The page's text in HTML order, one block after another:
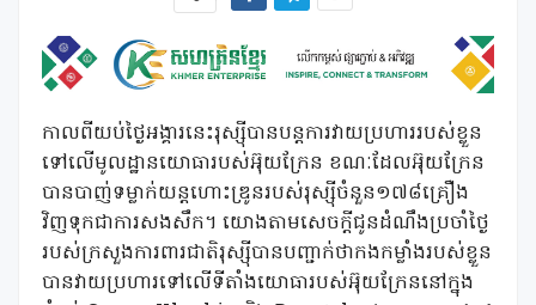
កាលពីយប់ថ្ងៃអង្គារនេះរុស្ស៊ីបានបន្តការវាយប្រហាររបស់ខ្លួន
ទៅលើមូលដ្ឋានយោធារបស់អ៊ុយក្រែន ខណៈដែលអ៊ុយក្រែន
បានបាញ់ទម្លាក់យន្តហោះឌ្រូនរបស់រុស្ស៊ីចំនួន១៧៨គ្រឿង
វិញទុកជាការសងសឹក។ យោងតាមសេចក្តីជូនដំណឹងប្រចាំថ្ងៃ
របស់ក្រសួងការពារជាតិរុស្ស៊ីបានបញ្ជាក់ថាកងកម្លាំងរបស់ខ្លួន
បានវាយប្រហារទៅលើទីតាំងយោធារបស់អ៊ុយក្រែននៅក្នុង